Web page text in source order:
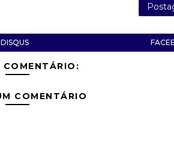
DISQUS
COMENTÁRIO:
COMENTÁRIO